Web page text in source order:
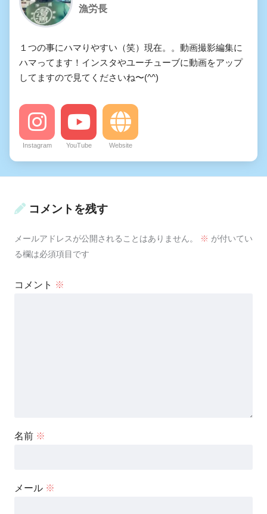
漁労長
１つの事にハマりやすい（笑）現在。。動画撮影編集に
ハマってます！インスタやユーチューブに動画をアップ
してますので見てくださいね〜(^^)
Instagram YouTube Website
コメントを残す
メールアドレスが公開されることはありません。 ※ が付いてい
る欄は必須項目です
コメント ※
名前 ※
メール ※